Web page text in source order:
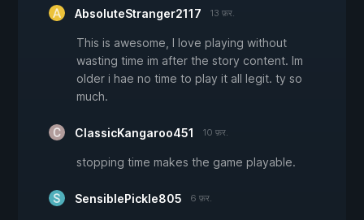
AbsoluteStranger2117 13 फ़र.
This is awesome, I love playing without
wasting time im after the story content. Im
older i hae no time to play it all legit. ty so
much.
ClassicKangaroo451 10 फ़र.
stopping time makes the game playable.
SensiblePickle805 6 फ़र.